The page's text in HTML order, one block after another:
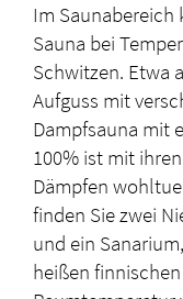
Im Saunabereich
Sauna bei
Schwitzen. Etwa
Aufguss mit
Dampfsauna mit
100% ist mit
Dämpfen
finden Sie zwei
und ein
heißen